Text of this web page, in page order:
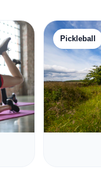
Pickleball